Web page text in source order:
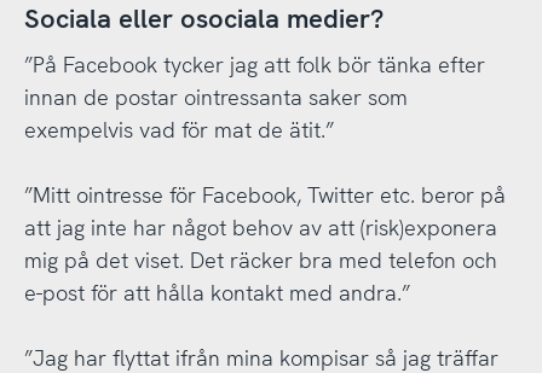
Sociala eller osociala medier?
”På Facebook tycker jag att folk bör tänka efter
innan de postar ointressanta saker som
exempelvis vad för mat de ätit.”
”Mitt ointresse för Facebook, Twitter etc. beror på
att jag inte har något behov av att (risk)exponera
mig på det viset. Det räcker bra med telefon och
e-post för att hålla kontakt med andra.”
”Jag har flyttat ifrån mina kompisar så jag träffar